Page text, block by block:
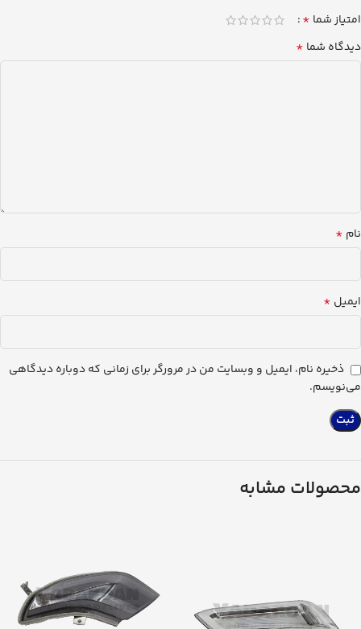
امتیاز شما *
دیدگاه شما *
نام *
ایمیل *
ذخیره نام، ایمیل و وبسایت من در مرورگر برای زمانی که دوباره دیدگاهی
می‌نویسم.
محصولات مشابه